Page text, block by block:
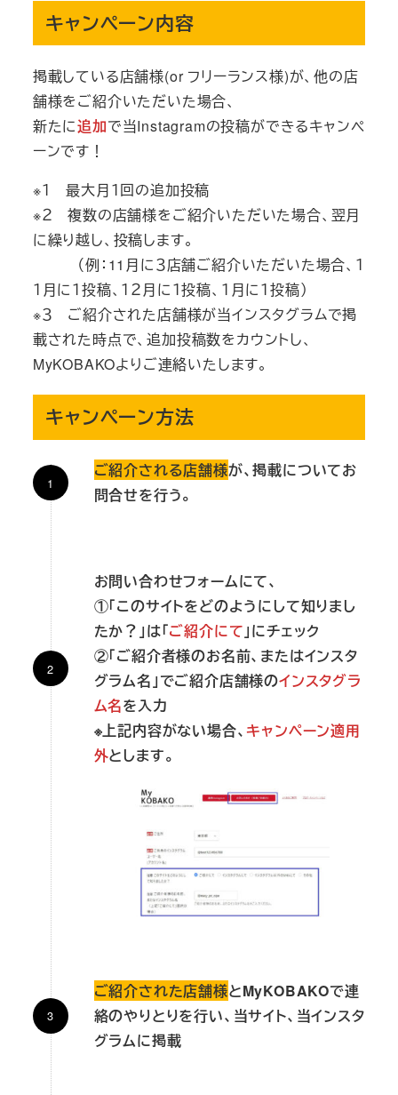
キャンペーン内容
掲載している店舗様(or フリーランス様)が、他の店
舗様をご紹介いただいた場合、
新たに追加で当Instagramの投稿ができるキャンペ
ーンです！
※１ 最大月１回の追加投稿
※２ 複数の店舗様をご紹介いただいた場合、翌月
に繰り越し、投稿します。
（例：11月に３店舗ご紹介いただいた場合、１
１月に１投稿、１２月に１投稿、１月に１投稿）
※３ ご紹介された店舗様が当インスタグラムで掲
載された時点で、追加投稿数をカウントし、
MyKOBAKOよりご連絡いたします。
キャンペーン方法
ご紹介される店舗様が、掲載についてお
問合せを行う。
お問い合わせフォームにて、
①「このサイトをどのようにして知りまし
たか？」は「ご紹介にて 」にチェック
②「ご紹介者様のお名前、またはインスタ
グラム名 」でご紹介店舗様のインスタグラ
ム名を入力
※上記内容がない場合、キャンペーン適用
外とします。
ご紹介された店舗様とMyKOBAKOで連
絡のやりとりを行い、当サイト、当インスタ
グラムに掲載